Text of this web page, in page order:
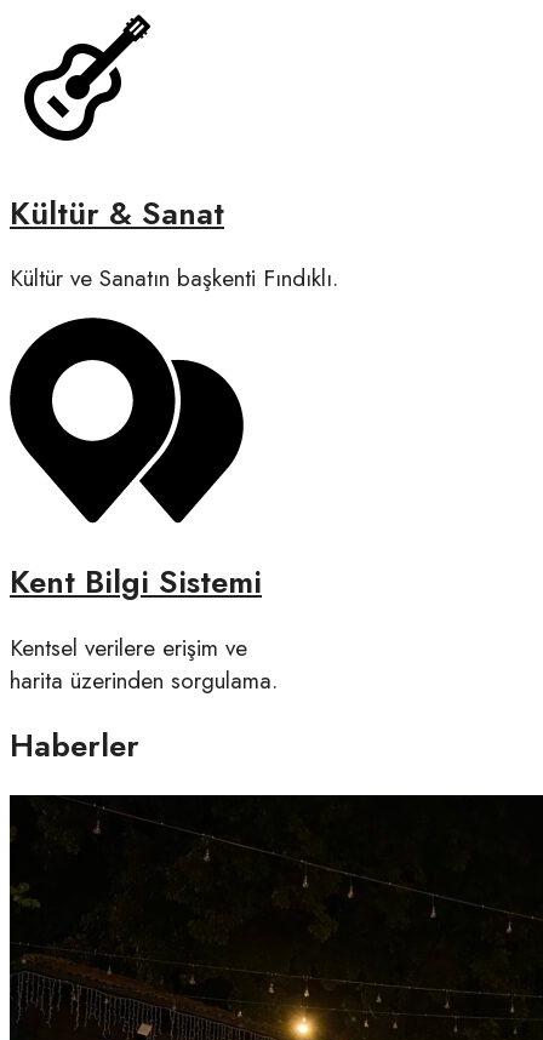
Kültür & Sanat
Kültür ve Sanatın başkenti Fındıklı.
Kent Bilgi Sistemi
Kentsel verilere erişim ve
harita üzerinden sorgulama.
Haberler